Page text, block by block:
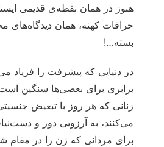
هنوز در همان نقطه‌ی قدیمی
خرافات کهنه، همان دیدگاه‌های
بسته…!
در دنیایی که پیشرفت را فریاد
برابری برای بعضی‌ها سنگین
زنانی که هر روز با تبعیض
می‌کنند، به آرزویی دور و
برای مردانی که زن را در مقام